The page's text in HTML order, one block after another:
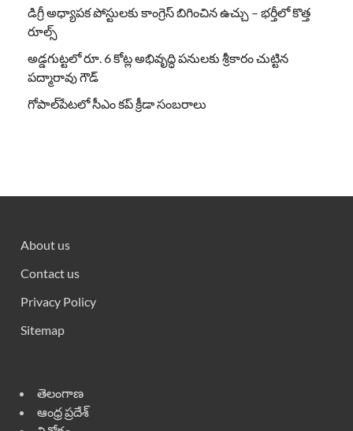
డిగ్రీ అధ్యాపక పోస్టులకు కాంగ్రెస్ బిగించిన ఉచ్చు – భర్తీలో కొత్త
రూల్స్
అడ్డగుట్టలో రూ. 6 కోట్ల అభివృద్ధి పనులకు శ్రీకారం చుట్టిన
పద్మారావు గౌడ్
గోపాల్‌పేటలో సీఎం కప్ క్రీడా సంబరాలు
About us
Contact us
Privacy Policy
Sitemap
తెలంగాణ
ఆంధ్ర ప్రదేశ్